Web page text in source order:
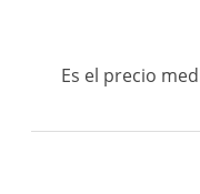
Es el precio